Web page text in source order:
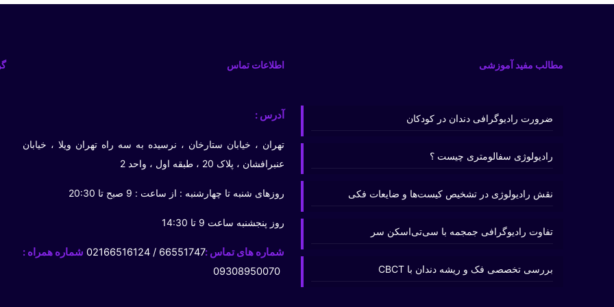
مطالب مفید آموزشی
ضرورت رادیوگرافی دندان در کودکان
رادیولوژی سفالومتری چیست ؟
نقش رادیولوژی در تشخیص کیست‌ها و ضایعات فکی
تفاوت رادیوگرافی جمجمه با سی‌تی‌اسکن سر
بررسی تخصصی فک و ریشه دندان با CBCT
اطلاعات تماس
آدرس :
تهران ، خیابان ستارخان ، نرسیده به سه راه تهران ویلا ، خیابان
عنبرافشان ، پلاک 20 ، طبقه اول ، واحد 2
روزهای شنبه تا چهارشنبه : از ساعت : 9 صبح تا 20:30
روز پنجشنبه ساعت 9 تا 14:30
شماره های تماس :66551747 / 02166516124
شماره همراه :
09308950070